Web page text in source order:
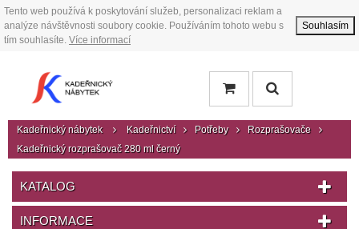
Tento web používá k poskytování služeb, personalizaci reklam a
analýze návštěvnosti soubory cookie. Používáním tohoto webu s
tím souhlasíte. Více informací
Souhlasím
Kadeřnický nábytek Kadeřnictví Potřeby
Rozprašovače
Kadeřnický rozprašovač 280 ml černý
KATALOG
INFORMACE